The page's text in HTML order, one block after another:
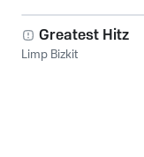
Greatest Hitz
Limp Bizkit